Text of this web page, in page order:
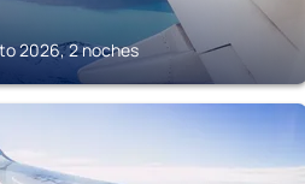
2026, 2 noches